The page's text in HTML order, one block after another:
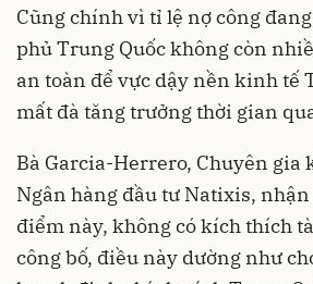
Cũng chính vì tỉ lệ nợ công
phủ Trung Quốc không còn
an toàn để vực dậy nền kinh tế
mất đà tăng trưởng thời gian
Bà Garcia-Herrero, Chuyên gia
Ngân hàng đầu tư Natixis,
điểm này, không có kích thích
công bố, điều này dường như